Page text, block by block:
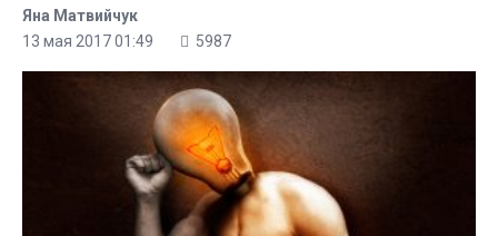
Яна Матвийчук
13 мая 2017 01:49
5987